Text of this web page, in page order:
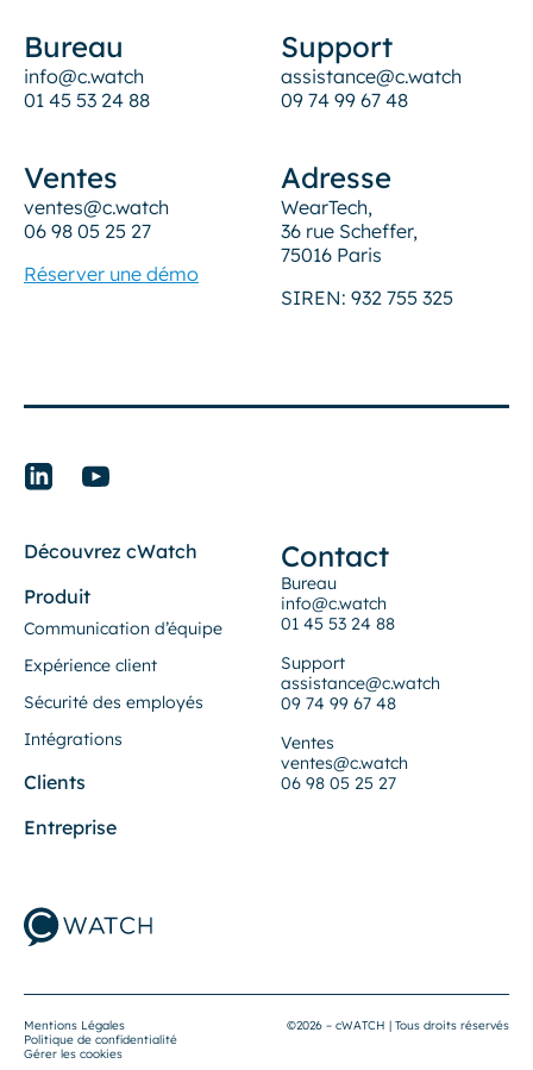
Bureau
info@c.watch
01 45 53 24 88
Support
assistance@c.watch
09 74 99 67 48
Ventes
ventes@c.watch
06 98 05 25 27
Réserver une démo
Adresse
WearTech,
36 rue Scheffer,
75016 Paris
SIREN: 932 755 325
Découvrez cWatch
Produit
Communication d’équipe
Expérience client
Sécurité des employés
Intégrations
Clients
Entreprise
Contact
Bureau
info@c.watch
01 45 53 24 88
Support
assistance@c.watch
09 74 99 67 48
Ventes
ventes@c.watch
06 98 05 25 27
Mentions Légales
Politique de confidentialité
Gérer les cookies
©2026 – cWATCH | Tous droits réservés